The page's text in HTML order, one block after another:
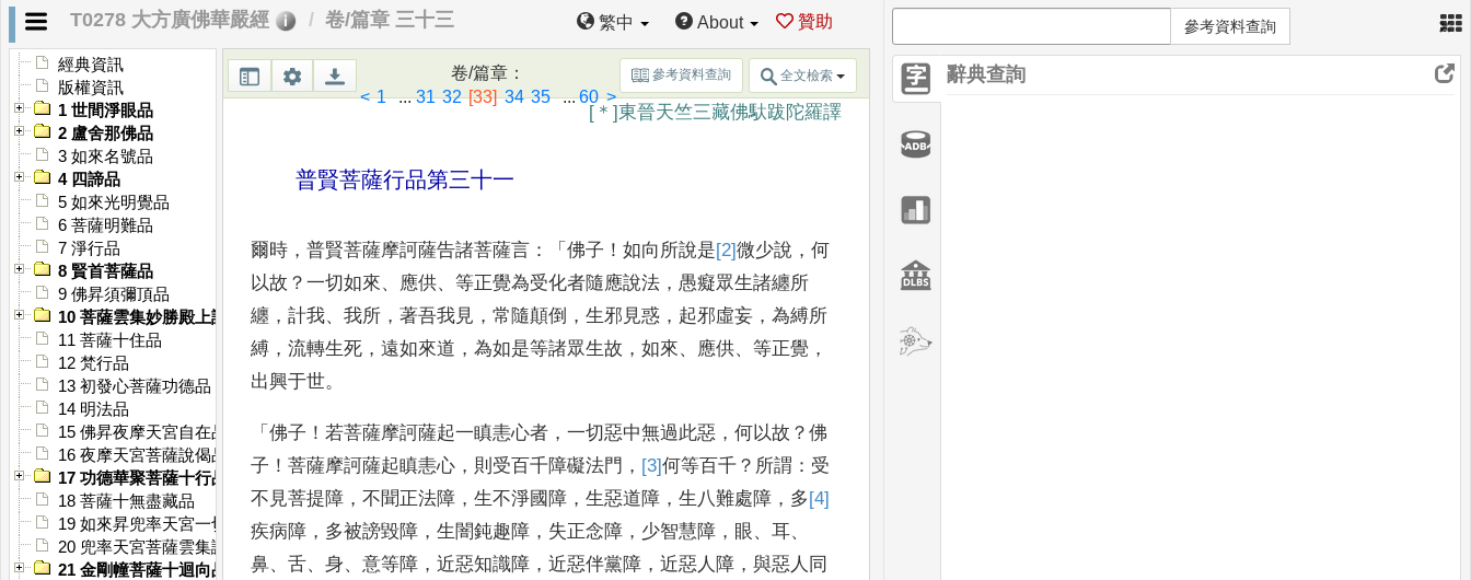
T0278 大方廣佛華嚴經 卷/篇章 三十三 繁中 About 贊助
經典資訊
版權資訊
1 世間淨眼品
2 盧舍那佛品
3 如來名號品
4 四諦品
5 如來光明覺品
6 菩薩明難品
7 淨行品
8 賢首菩薩品
9 佛昇須彌頂品
10 菩薩雲集妙勝殿上說偈品
11 菩薩十住品
12 梵行品
13 初發心菩薩功德品
14 明法品
15 佛昇夜摩天宮自在品
16 夜摩天宮菩薩說偈品
17 功德華聚菩薩十行品
18 菩薩十無盡藏品
19 如來昇兜率天宮一切寶殿品
20 兜率天宮菩薩雲集讚佛品
21 金剛幢菩薩十迴向品
卷/篇章：
< 1...31 32 [33] 34 35...60 >
參考資料查詢 全文檢索
大方廣佛華嚴經[＊]卷第[1]三十三
[＊]東晉天竺三藏佛馱跋陀羅譯
普賢菩薩行品第三十一
爾時 ， 普賢菩薩摩訶薩告諸菩薩言 ：「 佛子 ！ 如向所說是[2]微少說 ， 何
以故 ？ 一切如來、 應供、 等正覺為受化者隨應說法 ， 愚癡眾生諸纏所
纏 ， 計我、 我所 ， 著吾我見 ， 常隨顛倒 ， 生邪見惑 ， 起邪虛妄 ， 為縛所
縛 ， 流轉生死 ， 遠如來道 ， 為如是等諸眾生故 ， 如來、 應供、 等正覺 ，
出興于世。
「 佛子 ！ 若菩薩摩訶薩起一瞋恚心者 ， 一切惡中無過此惡 ， 何以故 ？ 佛
子 ！ 菩薩摩訶薩起瞋恚心 ， 則受百千障礙法門 ， [3]何等百千 ？ 所謂 ： 受
不見菩提障 ， 不聞正法障 ， 生不淨國障 ， 生惡道障 ， 生八難處障 ， 多[4]
疾病障 ， 多被謗毀障 ， 生闇鈍趣障 ， 失正念障 ， 少智慧障 ， 眼、 耳、
鼻、 舌、 身、 意等障 ， 近惡知識障 ， 近惡伴黨障 ， 近惡人 障 ， 與惡人同
×
參考資料查詢
辭典查詢